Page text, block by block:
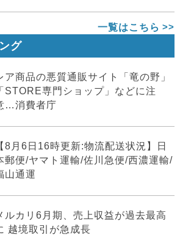
一覧はこちら
グ
ア商品の悪質通販サイト「竜の野」
「STORE専門ショップ」などに注
…消費者庁
【8月6日16時更新:物流配送状況】日
郵便/ヤマト運輸/佐川急便/西濃運輸/
山通運
ルカリ6月期、売上収益が過去最高
越境取引が急成長